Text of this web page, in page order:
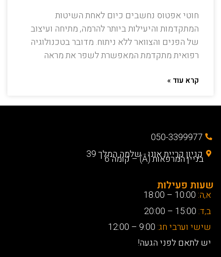
חוטי אפטוס נחשבים כיום לאחת השיטות
המתקדמות והיעילות ביותר להרמה, מתיחה ועיצוב
של הפנים והצוואר ללא ניתוח. מדובר בטכנולוגיה
רפואית מתקדמת המאפשרת לשפר את מראה
קרא עוד »
050-3399977
קניון קריית אונו - שלמה המלך 39
בניין המרפאות (A) – קומה 6
שעות פעילות
א,ה:
ב,ד:
שישי וערבי חג:
יש לתאם לפני הגעה!